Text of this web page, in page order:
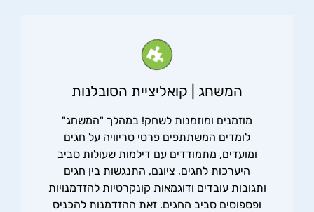
המשחג | קואליציית הסובלנות
מוזמנים ומוזמנות לשחק! במהלך "המשחג"
לומדים המשתתפים פרטי טריוויה על חגים
ומועדים, מתמודדים עם דילמות שעולות סביב
היערכות לחגים, ציונם, התנגשות בין חגים
ותגובות עובדים ודוגמאות קונקרטיות להזדמנויות
ופספוסים סביב החגים. זאת ההזדמנות להכניס